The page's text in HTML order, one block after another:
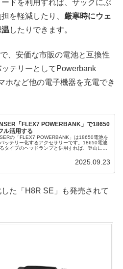
ドを利用すれば、ザックにぶ
を軽減したり、 厳寒時にウェ
したりできます。
、安価な市販の電池と互換性
テリーとしてPowerbank
ホなど他の電子機器を充電でき
「FLEX7 POWERBANK」で18650
ル活用する
の「FLEX7 POWERBANK」は18650電池を
ッテリー化するアクセサリーです。18650電池
タイプのヘッドランプと併用すれば、登山に携
2025.09.23
た「H8R SE」も発売されて